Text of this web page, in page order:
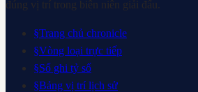
đúng vị trí trong biên niên giải đấu.
§Trang chủ chronicle
§Vòng loại trực tiếp
§Sổ ghi tỷ số
§Bảng vị trí lịch sử